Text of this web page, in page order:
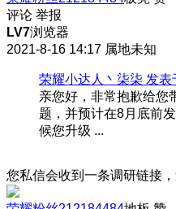
评论 举报
LV7浏览器
2021-8-16 14:17 属地未知
荣耀小达人丶柒柒 发
亲您好，非常抱歉给您
题，并预计在8月底前
候您升级 ...
您私信会收到一条调研链接